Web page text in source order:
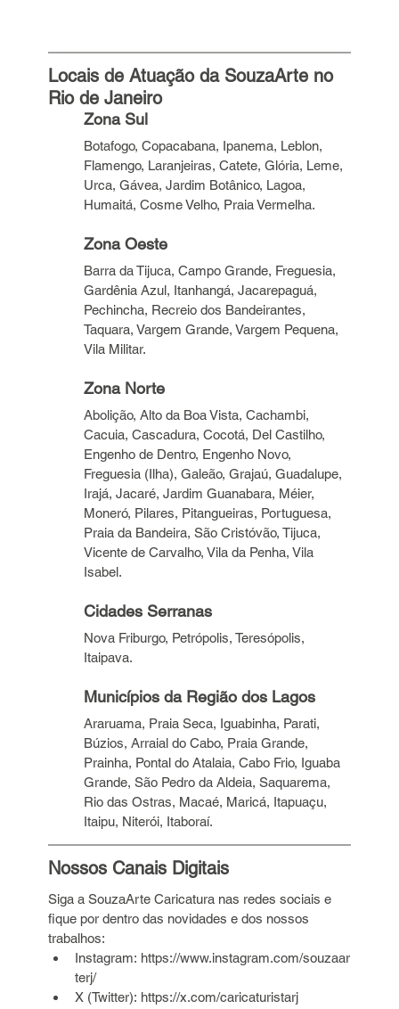
Locais de Atuação da SouzaArte no
Rio de Janeiro
Zona Sul
Botafogo, Copacabana, Ipanema, Leblon,
Flamengo, Laranjeiras, Catete, Glória, Leme,
Urca, Gávea, Jardim Botânico, Lagoa,
Humaitá, Cosme Velho, Praia Vermelha.
Zona Oeste
Barra da Tijuca, Campo Grande, Freguesia,
Gardênia Azul, Itanhangá, Jacarepaguá,
Pechincha, Recreio dos Bandeirantes,
Taquara, Vargem Grande, Vargem Pequena,
Vila Militar.
Zona Norte
Abolição, Alto da Boa Vista, Cachambi,
Cacuia, Cascadura, Cocotá, Del Castilho,
Engenho de Dentro, Engenho Novo,
Freguesia (Ilha), Galeão, Grajaú, Guadalupe,
Irajá, Jacaré, Jardim Guanabara, Méier,
Moneró, Pilares, Pitangueiras, Portuguesa,
Praia da Bandeira, São Cristóvão, Tijuca,
Vicente de Carvalho, Vila da Penha, Vila
Isabel.
Cidades Serranas
Nova Friburgo, Petrópolis, Teresópolis,
Itaipava.
Municípios da Região dos Lagos
Araruama, Praia Seca, Iguabinha, Parati,
Búzios, Arraial do Cabo, Praia Grande,
Prainha, Pontal do Atalaia, Cabo Frio, Iguaba
Grande, São Pedro da Aldeia, Saquarema,
Rio das Ostras, Macaé, Maricá, Itapuaçu,
Itaipu, Niterói, Itaboraí.
Nossos Canais Digitais
Siga a SouzaArte Caricatura nas redes sociais e
fique por dentro das novidades e dos nossos
trabalhos:
Instagram: https://www.instagram.com/souzaar
terj/
X (Twitter): https://x.com/caricaturistarj